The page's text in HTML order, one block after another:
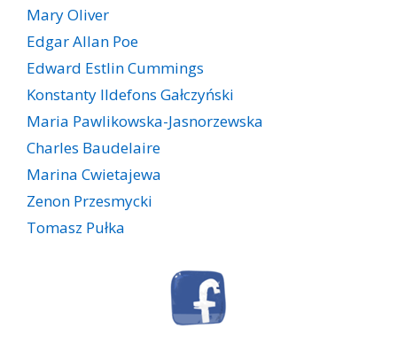
Mary Oliver
Edgar Allan Poe
Edward Estlin Cummings
Konstanty Ildefons Gałczyński
Maria Pawlikowska-Jasnorzewska
Charles Baudelaire
Marina Cwietajewa
Zenon Przesmycki
Tomasz Pułka